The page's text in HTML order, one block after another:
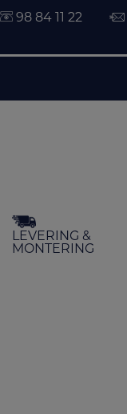
indholdet
98 84 11 22
LEVERING &
MONTERING